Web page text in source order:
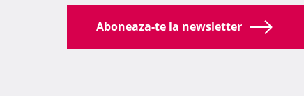
Aboneaza-te la newsletter